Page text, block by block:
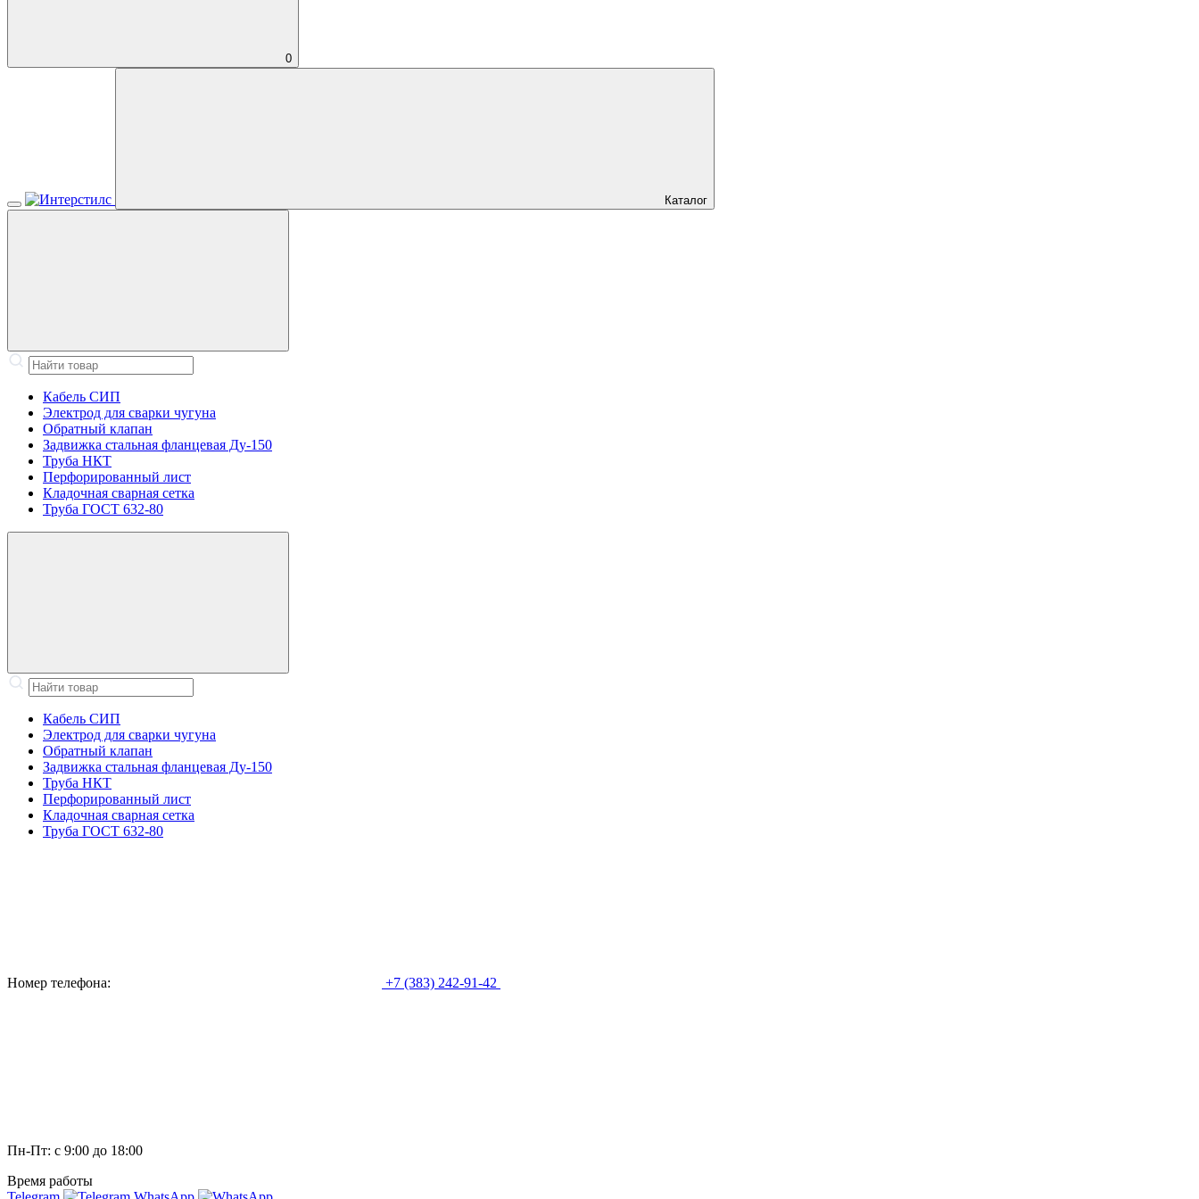
0
Каталог
Кабель СИП
Электрод для сварки чугуна
Обратный клапан
Задвижка стальная фланцевая Ду-150
Труба НКТ
Перфорированный лист
Кладочная сварная сетка
Труба ГОСТ 632-80
Кабель СИП
Электрод для сварки чугуна
Обратный клапан
Задвижка стальная фланцевая Ду-150
Труба НКТ
Перфорированный лист
Кладочная сварная сетка
Труба ГОСТ 632-80
Номер телефона: +7 (383) 242-91-42
Пн-Пт: с 9:00 до 18:00
Время работы